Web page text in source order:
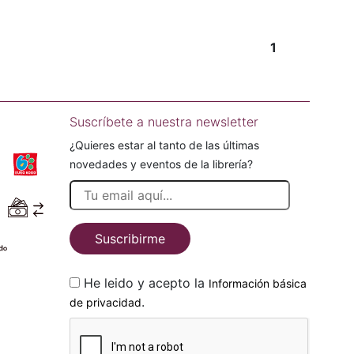
1
Suscríbete a nuestra newsletter
¿Quieres estar al tanto de las últimas
novedades y eventos de la librería?
Suscribirme
He leido y acepto la Información básica
de privacidad.